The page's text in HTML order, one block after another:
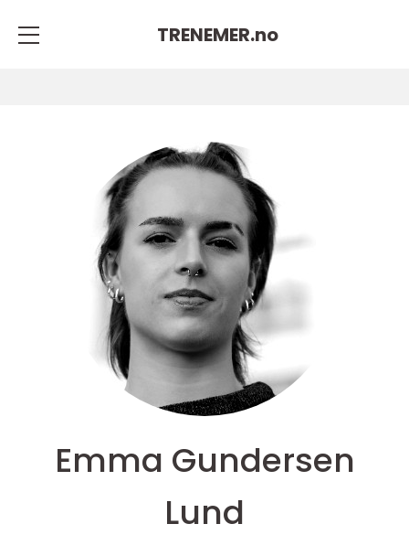
TRENEMER.no
Emma Gundersen
Lund